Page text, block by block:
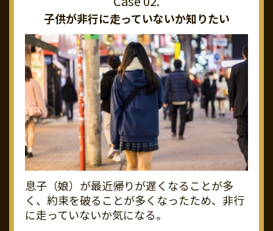
子供が非行に走っていないか知りたい
息子（娘）が最近帰りが遅くなることが多
く、約束を破ることが多くなったため、非行
に走っていないか気になる。